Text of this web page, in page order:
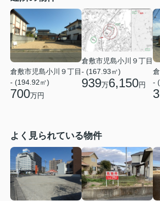
倉敷市児島小川９丁目
- (194.92㎡)
700万円
倉敷市児島小川９丁目
- (167.93㎡)
939万6,150円
-
よく見られている物件